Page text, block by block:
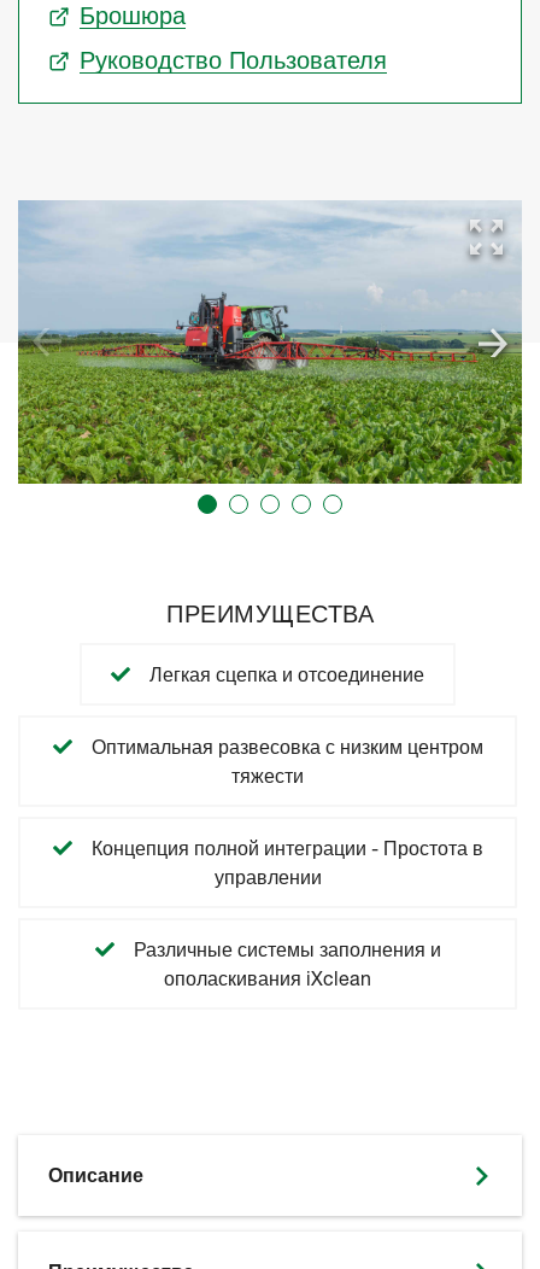
Брошюра
Руководство Пользователя
ПРЕИМУЩЕСТВА
Легкая сцепка и отсоединение
Оптимальная развесовка с низким центром
тяжести
Концепция полной интеграции - Простота в
управлении
Различные системы заполнения и
ополаскивания iXclean
Описание